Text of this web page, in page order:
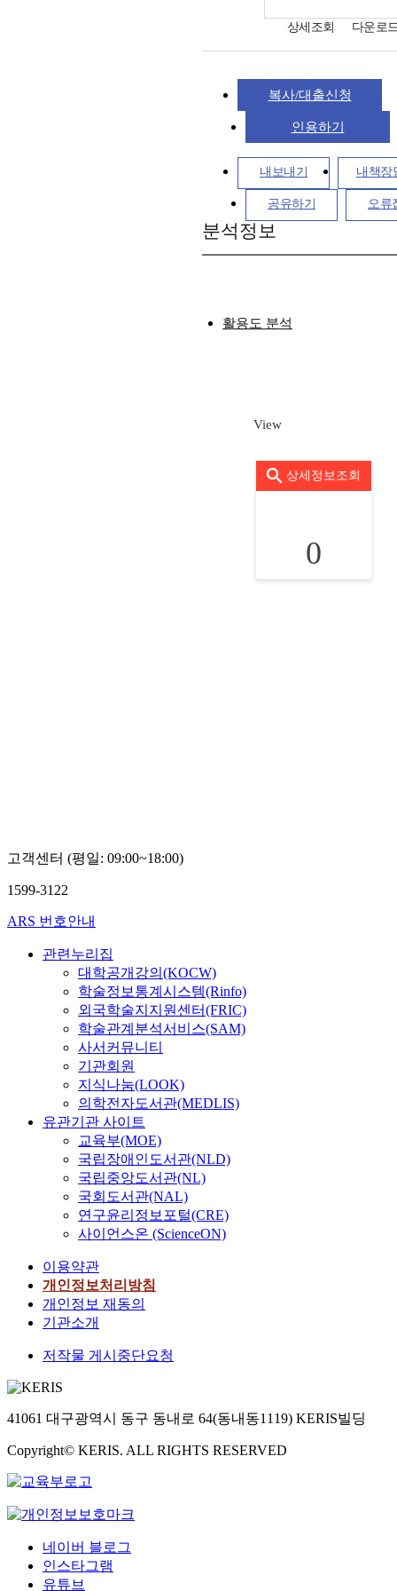
상세조회 다운로
복사/대출신청
인용하기
내보내기 내책장
공유하기 오류
분석정보
활용도 분석
View
상세정보조회
0
고객센터 (평일: 09:00~18:00)
1599-3122
ARS 번호안내
관련누리집
대학공개강의(KOCW)
학술정보통계시스템(Rinfo)
외국학술지지원센터(FRIC)
학술관계분석서비스(SAM)
사서커뮤니티
기관회원
지식나눔(LOOK)
의학전자도서관(MEDLIS)
유관기관 사이트
교육부(MOE)
국립장애인도서관(NLD)
국립중앙도서관(NL)
국회도서관(NAL)
연구윤리정보포털(CRE)
사이언스온 (ScienceON)
이용약관
개인정보처리방침
개인정보 재동의
기관소개
저작물 게시중단요청
41061 대구광역시 동구 동내로 64(동내동1119) KERIS빌딩
Copyright© KERIS. ALL RIGHTS RESERVED
네이버 블로그
인스타그램
유튜브